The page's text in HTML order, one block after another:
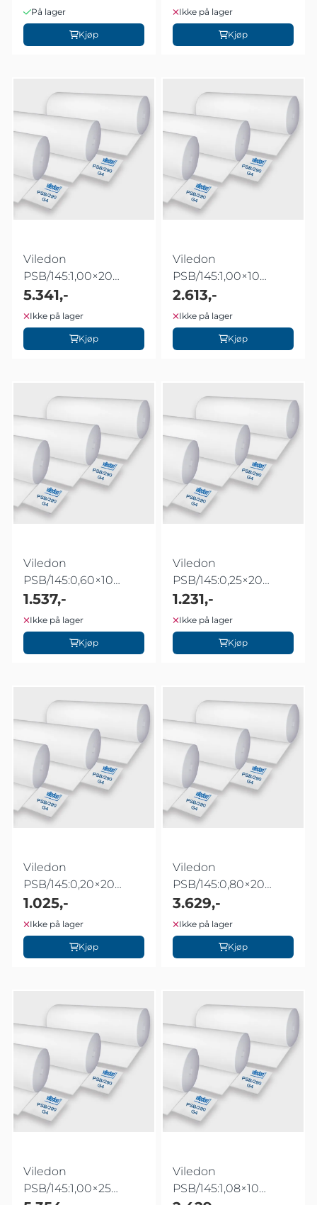
På lager
Kjøp
Ikke på lager
Kjøp
Viledon
PSB/145:1,00×20
meter
5.341,-
Ikke på lager
Kjøp
Viledon
PSB/145:1,00×10
meter
2.613,-
Ikke på lager
Kjøp
Viledon
PSB/145:0,60×10
meter
1.537,-
Ikke på lager
Kjøp
Viledon
PSB/145:0,25×20
meter
1.231,-
Ikke på lager
Kjøp
Viledon
PSB/145:0,20×20
meter
1.025,-
Ikke på lager
Kjøp
Viledon
PSB/145:0,80×20
meter
3.629,-
Ikke på lager
Kjøp
Viledon
PSB/145:1,00×25
Viledon
PSB/145:1,08×10